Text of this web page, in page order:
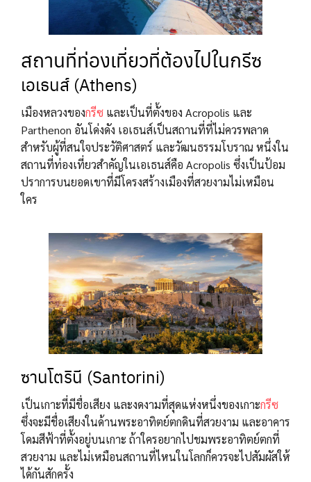
สถานที่ท่องเที่ยวที่ต้องไปในกรีซ
เอเธนส์ (Athens)
เมืองหลวงของกรีซ และเป็นที่ตั้งของ Acropolis และ
Parthenon อันโด่งดัง เอเธนส์เป็นสถานที่ที่ไม่ควรพลาด
สำหรับผู้ที่สนใจประวัติศาสตร์ และวัฒนธรรมโบราณ หนึ่งใน
สถานที่ท่องเที่ยวสำคัญในเอเธนส์คือ Acropolis ซึ่งเป็นป้อม
ปราการบนยอดเขาที่มีโครงสร้างเมืองที่สวยงามไม่เหมือน
ใคร
ซานโตรินี (Santorini)
เป็นเกาะที่มีชื่อเสียง และงดงามที่สุดแห่งหนึ่งของเกาะกรีซ
ซึ่งจะมีชื่อเสียงในด้านพระอาทิตย์ตกดินที่สวยงาม และอาคาร
โดมสีฟ้าที่ตั้งอยู่บนเกาะ ถ้าใครอยากไปชมพระอาทิตย์ตกที่
สวยงาม และไม่เหมือนสถานที่ไหนในโลกก็ควรจะไปสัมผัสให้
ได้กันสักครั้ง